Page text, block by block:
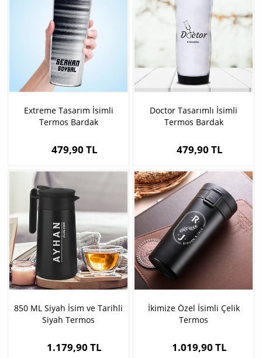
Extreme Tasarım İsimli
Termos Bardak
479,90 TL
Doctor Tasarımlı İsimli
Termos Bardak
479,90 TL
850 ML Siyah İsim ve Tarihli
Siyah Termos
1.179,90 TL
İkimize Özel İsimli Çelik
Termos
1.019,90 TL